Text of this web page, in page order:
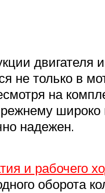
двигателя
не только в
на
широко
надежен.
и рабочего
оборота